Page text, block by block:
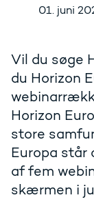
01. juni
Vil du søge
du Horizon
Horizon
store
Europa står
af fem
skærmen i